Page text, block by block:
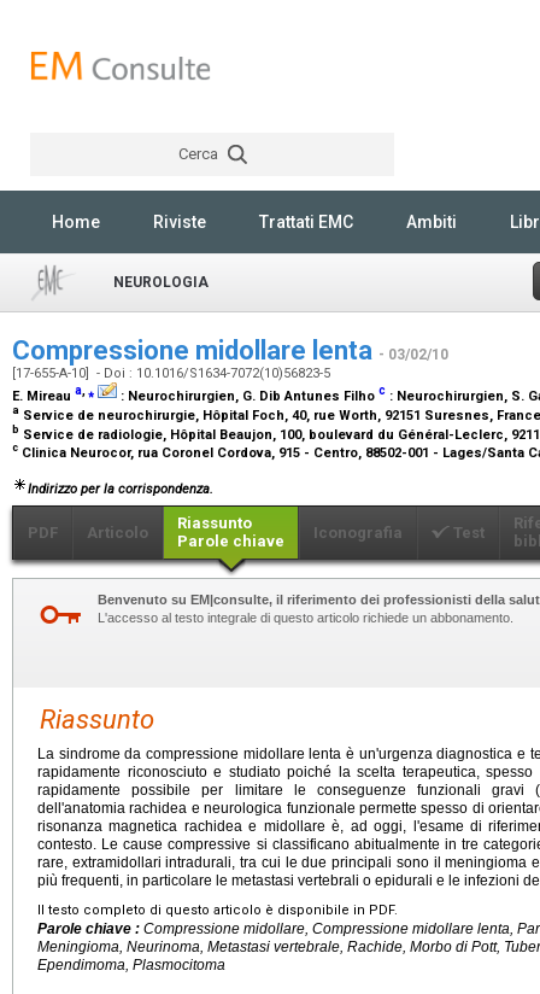
Cerca
Home Riviste Trattati EMC Ambiti
NEUROLOGIA
Compressione midollare lenta - 03/02/10
[17-655-A-10] - Doi : 10.1016/S1634-7072(10)56823-5
E. Mireau a,⁎ : Neurochirurgien, G. Dib Antunes Filho c : Neurochirurgien, S.
a Service de neurochirurgie, Hôpital Foch, 40, rue Worth, 92151 Suresnes,
b Service de radiologie, Hôpital Beaujon, 100, boulevard du Général-Leclerc,
c Clinica Neurocor, rua Coronel Cordova, 915 - Centro, 88502-001 - Lages/Santa
Indirizzo per la corrispondenza.
PDF Articolo
Riassunto
Parole chiave
Iconografia Test
Benvenuto su EM|consulte, il riferimento dei professionisti della
L'accesso al testo integrale di questo articolo richiede un abbonamento.
Riassunto
La sindrome da compressione midollare lenta è un'urgenza diagnostica e
rapidamente riconosciuto e studiato poiché la scelta terapeutica,
rapidamente possibile per limitare le conseguenze funzionali gravi
dell'anatomia rachidea e neurologica funzionale permette spesso di
risonanza magnetica rachidea e midollare è, ad oggi, l'esame di
contesto. Le cause compressive si classificano abitualmente in tre
rare, extramidollari intradurali, tra cui le due principali sono il meningioma
più frequenti, in particolare le metastasi vertebrali o epidurali e le infezioni
Il testo completo di questo articolo è disponibile in PDF.
Parole chiave : Compressione midollare, Compressione midollare lenta,
Meningioma, Neurinoma, Metastasi vertebrale, Rachide, Morbo di Pott,
Ependimoma, Plasmocitoma